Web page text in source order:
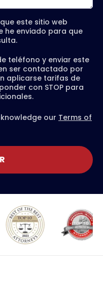
este sitio web
he enviado para que
teléfono y enviar este
ser contactado por
aplicarse tarifas de
con STOP para
our Terms of